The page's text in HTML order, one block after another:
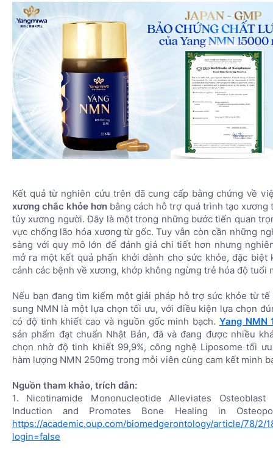
Kết quả từ nghiên cứu trên đã cung cấp bằng chứng về
xương chắc khỏe hơn bằng cách hỗ trợ quá trình tạo xương
tủy xương người. Đây là một trong những bước tiến quan
vực chống lão hóa xương từ gốc. Tuy vẫn còn cần những
sàng với quy mô lớn để đánh giá chi tiết hơn nhưng
mở ra một kết quả phấn khởi dành cho sức khỏe, đặc biệt
cảnh các bệnh về xương, khớp không ngừng trẻ hóa độ tuổi
Nếu bạn đang tìm kiếm một giải pháp hỗ trợ sức khỏe từ
sung NMN là một lựa chọn tối ưu, với điều kiện lựa chọn
có độ tinh khiết cao và nguồn gốc minh bạch. Yang NMN
sản phẩm đạt chuẩn Nhật Bản, đã và đang được nhiều
chọn nhờ độ tinh khiết 99,9%, công nghệ Liposome tối
hàm lượng NMN 250mg trong mỗi viên cùng cam kết minh
Nguồn tham khảo, trích dẫn:
1. Nicotinamide Mononucleotide Alleviates Osteoblast
Induction and Promotes Bone Healing in
https://academic.oup.com/biomedgerontology/article/78/2/
login=false